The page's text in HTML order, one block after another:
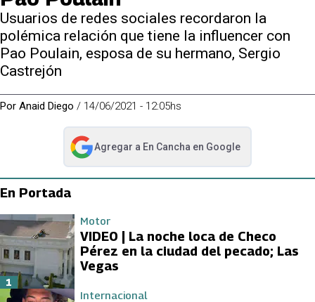
Usuarios de redes sociales recordaron la
polémica relación que tiene la influencer con
Pao Poulain, esposa de su hermano, Sergio
Castrejón
Por Anaid Diego / 14/06/2021 - 12:05hs
Agregar a En Cancha en Google
abre en nueva pestaña
En Portada
Motor
VIDEO | La noche loca de Checo
Pérez en la ciudad del pecado; Las
Vegas
1
Internacional